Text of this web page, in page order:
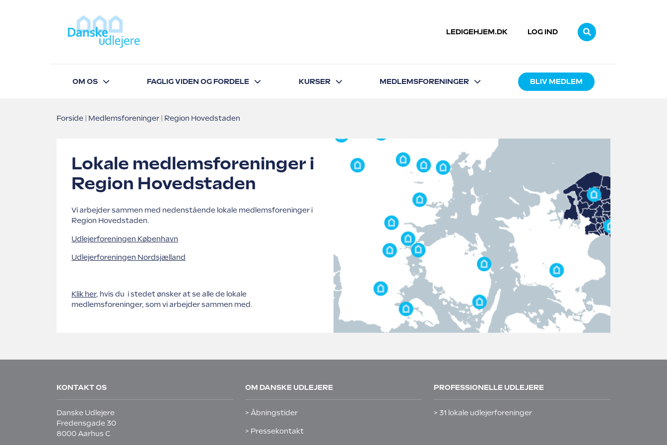
LEDIGEHJEM.DK LOG IND
OM OS FAGLIG VIDEN OG FORDELE KURSER MEDLEMSFORENINGER BLIV MEDLEM
Forside Medlemsforeninger Region Hovedstaden
Lokale medlemsforeninger i
Region Hovedstaden
Vi arbejder sammen med nedenstående lokale medlemsforeninger i
Region Hovedstaden.
Udlejerforeningen København
Udlejerforeningen Nordsjælland
Klik her, hvis du i stedet ønsker at se alle de lokale
medlemsforeninger, som vi arbejder sammen med.
KONTAKT OS
Danske Udlejere
Fredensgade 30
8000 Aarhus C
OM DANSKE UDLEJERE
> Åbningstider
> Pressekontakt
PROFESSIONELLE UDLEJERE
> 31 lokale udlejerforeninger